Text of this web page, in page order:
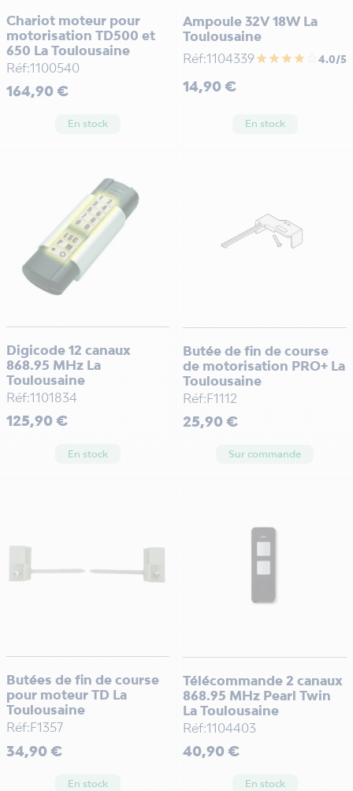
Chariot moteur pour
motorisation TD500 et
650 La Toulousaine
Réf:1100540
Prix
164,90 €
En stock
Ampoule 32V 18W La
Toulousaine
Réf:1104339 star star star star 4.0/5
Prix
14,90 €
En stock
Digicode 12 canaux
868.95 MHz La
Toulousaine
Réf:1101834
Prix
125,90 €
En stock
Butée de fin de course
de motorisation PRO+ La
Toulousaine
Réf:F1112
Prix
25,90 €
Sur commande
Butées de fin de course
pour moteur TD La
Toulousaine
Réf:F1357
Prix
34,90 €
En stock
Télécommande 2 canaux
868.95 MHz Pearl Twin
La Toulousaine
Réf:1104403
Prix
40,90 €
En stock